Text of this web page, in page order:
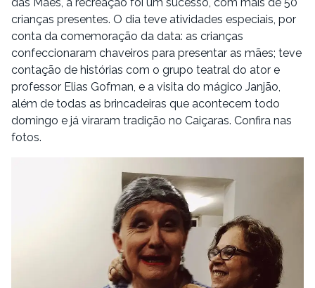
crianças presentes. O dia teve atividades especiais, por
conta da comemoração da data: as crianças
confeccionaram chaveiros para presentar as mães; teve
contação de histórias com o grupo teatral do ator e
professor Elias Gofman, e a visita do mágico Janjão,
além de todas as brincadeiras que acontecem todo
domingo e já viraram tradição no Caiçaras. Confira nas
fotos.